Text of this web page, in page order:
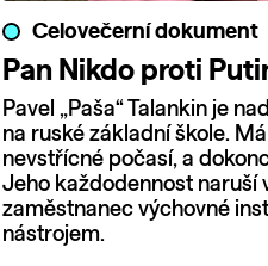
Celovečerní dokument
Pan Nikdo proti
Pavel „Paša“ Talankin je
na ruské základní škole.
nevstřícné počasí, a
Jeho každodennost naruší
zaměstnanec výchovné
nástrojem.